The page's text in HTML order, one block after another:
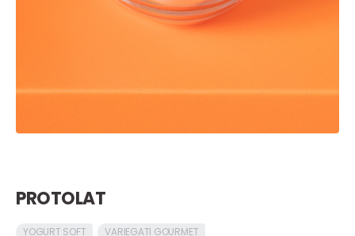
PROTOLAT
YOGURT SOFT
VARIEGATI GOURMET